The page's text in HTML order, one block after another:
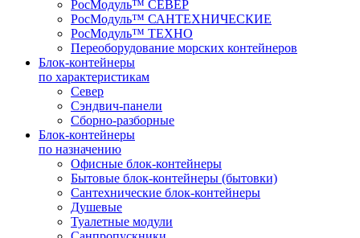
РосМодуль™ СЕВЕР
РосМодуль™ САНТЕХНИЧЕСКИЕ
РосМодуль™ ТЕХНО
Переоборудование морских контейнеров
Блок-контейнеры
по характеристикам
Север
Сэндвич-панели
Сборно-разборные
Блок-контейнеры
по назначению
Офисные блок-контейнеры
Бытовые блок-контейнеры (бытовки)
Сантехнические блок-контейнеры
Душевые
Туалетные модули